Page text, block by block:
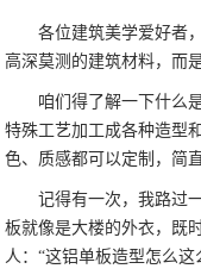
各位建筑美学爱好者
高深莫测的建筑材料，而
咱们得了解一下什么
特殊工艺加工成各种造型
色、质感都可以定制，简
记得有一次，我路过
板就像是大楼的外衣，既
人：“这铝单板造型怎么这